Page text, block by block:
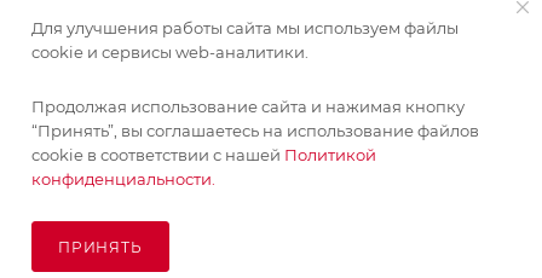
ИНФОРМАЦИЯ
ПОМОЩЬ
ПОДПИСАТЬСЯ НА РАССЫЛКУ
Для улучшения работы сайта мы используем файлы
cookie и сервисы web-аналитики.
Продолжая использование сайта и нажимая кнопку
“Принять”, вы соглашаетесь на использование файлов
cookie в соответствии с нашей Политикой
конфиденциальности.
ПРИНЯТЬ